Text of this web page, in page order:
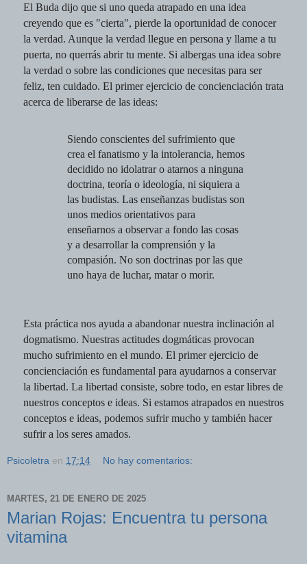
El Buda dijo que si uno queda atrapado en una idea
creyendo que es "cierta", pierde la oportunidad de conocer
la verdad. Aunque la verdad llegue en persona y llame a tu
puerta, no querrás abrir tu mente. Si albergas una idea sobre
la verdad o sobre las condiciones que necesitas para ser
feliz, ten cuidado. El primer ejercicio de concienciación trata
acerca de liberarse de las ideas:
Siendo conscientes del sufrimiento que
crea el fanatismo y la intolerancia, hemos
decidido no idolatrar o atarnos a ninguna
doctrina, teoría o ideología, ni siquiera a
las budistas. Las enseñanzas budistas son
unos medios orientativos para
enseñarnos a observar a fondo las cosas
y a desarrollar la comprensión y la
compasión. No son doctrinas por las que
uno haya de luchar, matar o morir.
Esta práctica nos ayuda a abandonar nuestra inclinación al
dogmatismo. Nuestras actitudes dogmáticas provocan
mucho sufrimiento en el mundo. El primer ejercicio de
concienciación es fundamental para ayudarnos a conservar
la libertad. La libertad consiste, sobre todo, en estar libres de
nuestros conceptos e ideas. Si estamos atrapados en nuestros
conceptos e ideas, podemos sufrir mucho y también hacer
sufrir a los seres amados.
Psicoletra en 17:14 No hay comentarios:
MARTES, 21 DE ENERO DE 2025
Marian Rojas: Encuentra tu persona
vitamina